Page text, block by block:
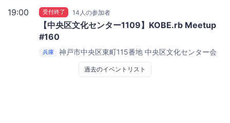
19:00 受付終了 14人の参加者
【中央区文化センター1109】KOBE.rb Meetup
#160
兵庫 神戸市中央区東町115番地 中央区文化センター会
過去のイベントリスト